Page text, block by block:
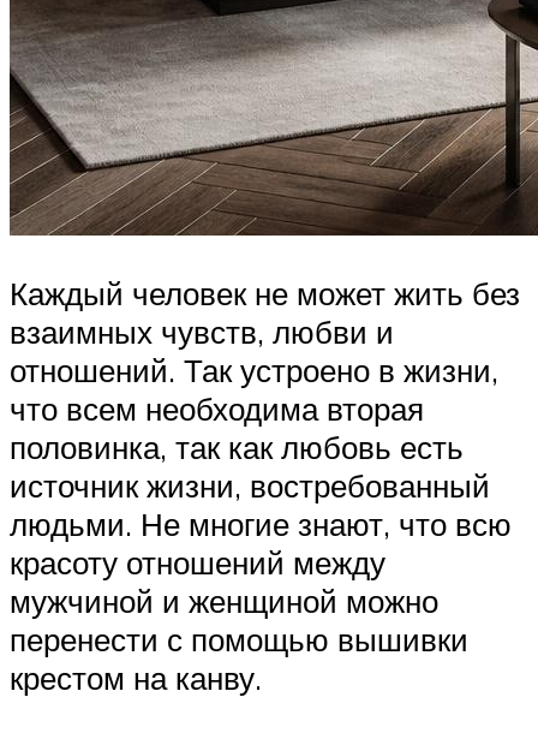
Каждый человек не может жить без
взаимных чувств, любви и
отношений. Так устроено в жизни,
что всем необходима вторая
половинка, так как любовь есть
источник жизни, востребованный
людьми. Не многие знают, что всю
красоту отношений между
мужчиной и женщиной можно
перенести с помощью вышивки
крестом на канву.